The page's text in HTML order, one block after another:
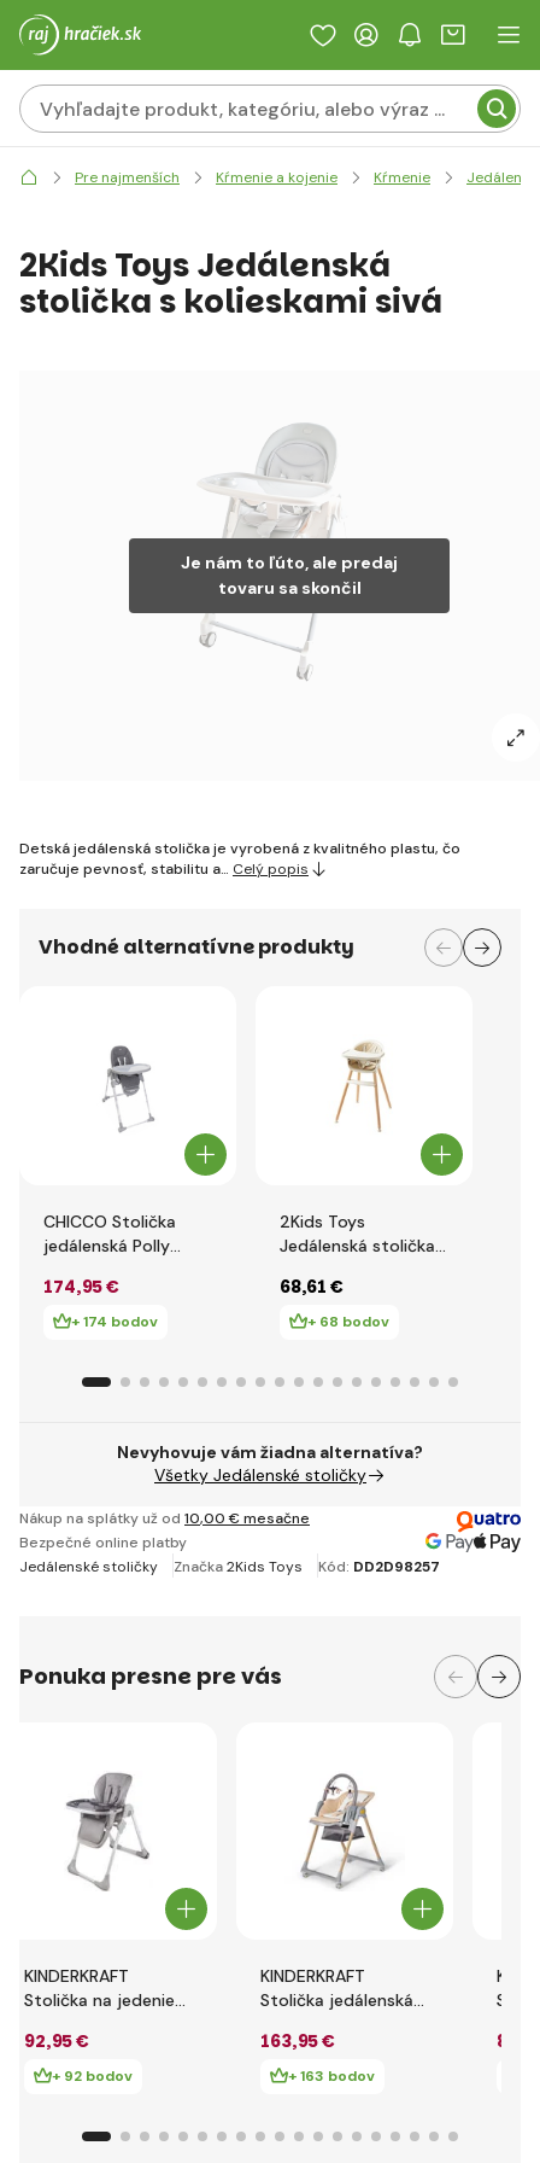
Pre najmenších Kŕmenie a kojenie Kŕmenie
Je nám to ľúto, ale predaj
tovaru sa skončil
2Kids Toys Jedálenská
stolička s kolieskami sivá
Detská jedálenská stolička je vyrobená z kvalitného plastu, čo
zaručuje pevnosť, stabilitu a… Celý popis
Vhodné alternatívne produkty
CHICCO Stolička
jedálenská Polly
174,95 €
+ 174 bodov
2Kids Toys
Jedálenská stolička
68,61 €
+ 68 bodov
Nevyhovuje vám žiadna alternatíva?
Všetky Jedálenské stoličky
Nákup na splátky už od 10,00 €mesačne
Bezpečné online platby
Jedálenské stoličky
Značka2Kids Toys Kód: DD2D98257
Ponuka presne pre vás
KINDERKRAFT
Stolička na jedenie
92,95 €
+ 92 bodov
KINDERKRAFT
Stolička jedálenská
163,95 €
+ 163 bodov
86